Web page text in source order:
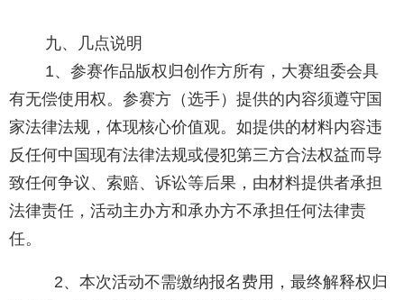
九、几点说明
1、参赛作品版权归创作方所有，大赛组委会具
有无偿使用权。参赛方（选手）提供的内容须遵守国
家法律法规，体现核心价值观。如提供的材料内容违
反任何中国现有法律法规或侵犯第三方合法权益而导
致任何争议、索赔、诉讼等后果，由材料提供者承担
法律责任，活动主办方和承办方不承担任何法律责
任。
2、本次活动不需缴纳报名费用，最终解释权归